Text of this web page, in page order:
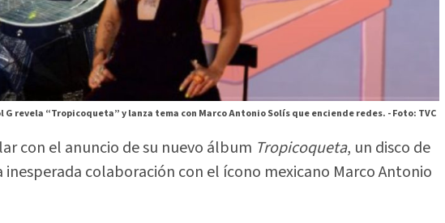
G revela “Tropicoqueta” y lanza tema con Marco Antonio Solís que enciende redes. -Foto: TVC
con el anuncio de su nuevo álbum Tropicoqueta, un disco de
inesperada colaboración con el ícono mexicano Marco Antonio